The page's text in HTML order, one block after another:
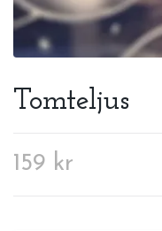
Tomteljus
159 kr